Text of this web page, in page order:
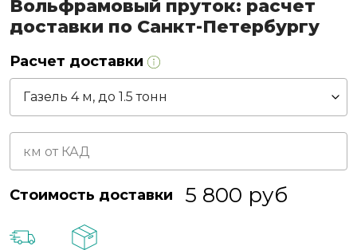
Вольфрамовый пруток: расчет
доставки по Санкт-Петербургу
Расчет доставки
Стоимость доставки 5 800 руб